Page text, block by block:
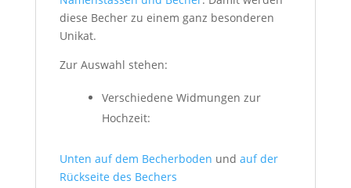
diese Becher zu einem ganz besonderen
Unikat.
Zur Auswahl stehen:
Verschiedene Widmungen zur
Hochzeit:
Unten auf dem Becherboden und auf der
Rückseite des Bechers